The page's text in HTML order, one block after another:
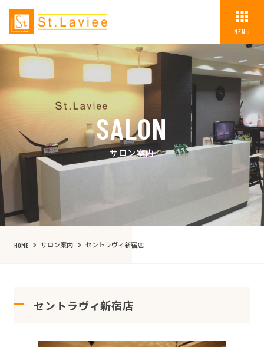
MENU
SALON
サロン案内
HOME サロン案内 セントラヴィ新宿店
セントラヴィ新宿店